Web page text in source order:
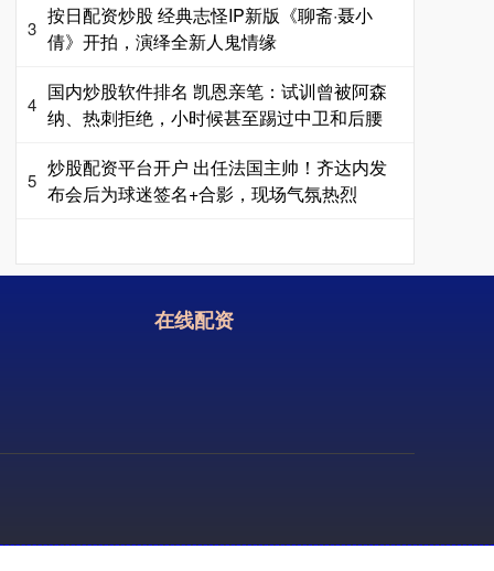
3
按日配资炒股 经典志怪IP新版《聊斋·聂小
倩》开拍，演绎全新人鬼情缘
4
国内炒股软件排名 凯恩亲笔：试训曾被阿森
纳、热刺拒绝，小时候甚至踢过中卫和后腰
5
炒股配资平台开户 出任法国主帅！齐达内发
布会后为球迷签名+合影，现场气氛热烈
在线配资